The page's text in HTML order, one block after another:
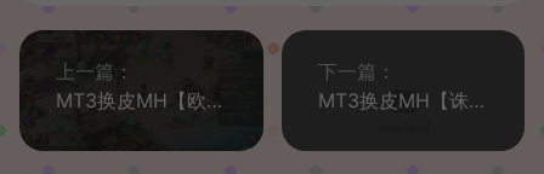
上一篇：
MT3换皮MH【欧皇西游】最新整理Linux手工服务端+安卓苹果双端+GM后台+详细搭建教程
下一篇：
MT3换皮MH【诛仙西游第二季】最新整理Linux手工服务端+安卓苹果双端+后台+详细搭建教程